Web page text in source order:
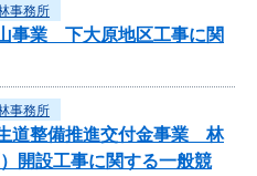
事務所
事業 下大原地区工事に関
事務所
道整備推進交付金事業 林
開設工事に関する一般競